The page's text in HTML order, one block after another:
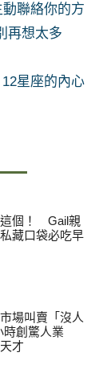
聯絡你的方
再想太多
星座的內心
這個！ Gail親
藏口袋必吃早
場叫賣「沒人
創驚人業
才